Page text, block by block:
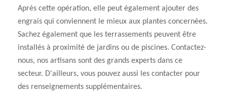
Après cette opération, elle peut également ajouter des
engrais qui conviennent le mieux aux plantes concernées.
Sachez également que les terrassements peuvent être
installés à proximité de jardins ou de piscines. Contactez-
nous, nos artisans sont des grands experts dans ce
secteur. D'ailleurs, vous pouvez aussi les contacter pour
des renseignements supplémentaires.